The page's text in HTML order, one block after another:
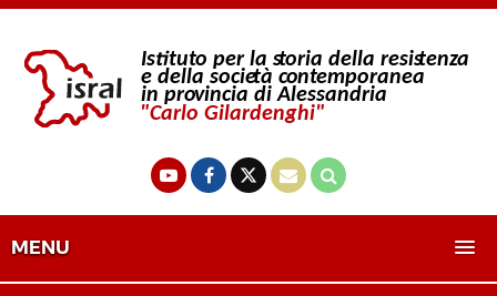
MENU